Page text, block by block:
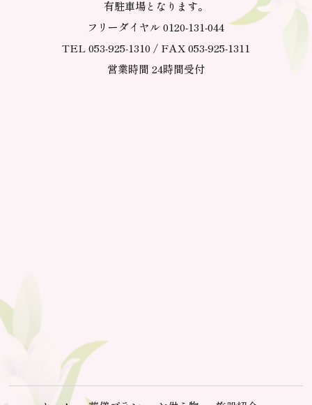
有駐車場となります。
フリーダイヤル 0120-131-044
TEL 053-925-1310 / FAX 053-925-1311
営業時間 24時間受付